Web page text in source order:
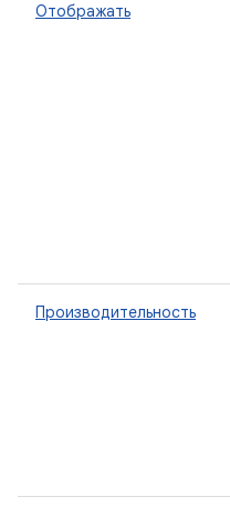
Отображать
Производительность